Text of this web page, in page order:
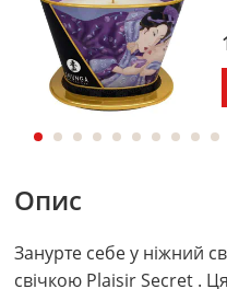
Опис
Занурте себе у ніжний
свічкою Plaisir Secret .